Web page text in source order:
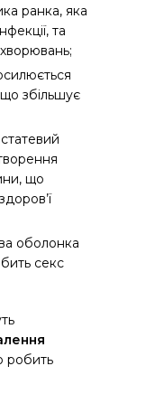
ранка, яка
та
збільшує
що
оболонка
секс
робить